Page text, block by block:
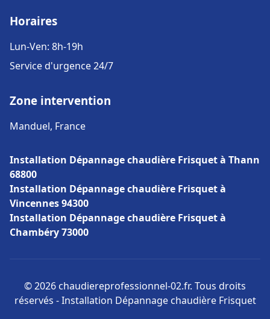
Horaires
Lun-Ven: 8h-19h
Service d'urgence 24/7
Zone intervention
Manduel, France
Installation Dépannage chaudière Frisquet à Thann
68800
Installation Dépannage chaudière Frisquet à
Vincennes 94300
Installation Dépannage chaudière Frisquet à
Chambéry 73000
© 2026 chaudiereprofessionnel-02.fr. Tous droits
réservés - Installation Dépannage chaudière Frisquet